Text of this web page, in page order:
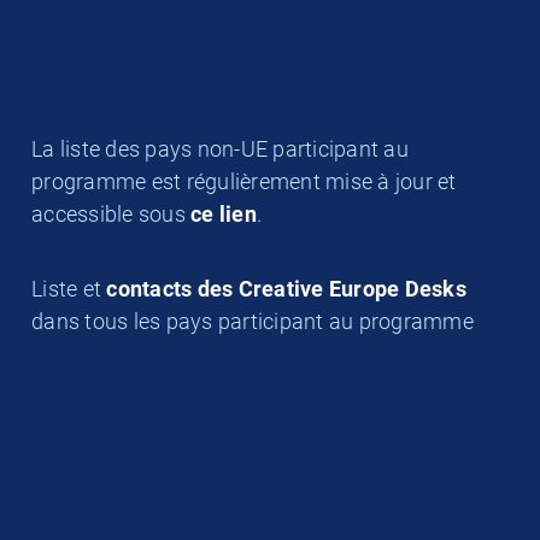
La liste des pays non-UE participant au
programme est régulièrement mise à jour et
accessible sous ce lien.
Liste etcontacts des Creative Europe Desks
dans tous les pays participant au programme